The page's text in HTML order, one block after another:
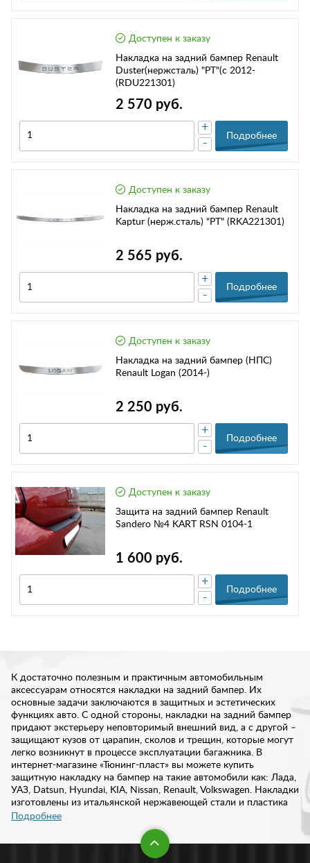
Доступен к заказу
Накладка на задний бампер Renault
Duster(нержсталь) "PT"(с 2012-
(RDU221301)
2 570 руб.
-
+
Подробнее
Доступен к заказу
Накладка на задний бампер Renault
Kaptur (нерж.сталь) "PT" (RKA221301)
2 565 руб.
-
+
Подробнее
Доступен к заказу
Накладка на задний бампер (НПС)
Renault Logan (2014-)
2 250 руб.
-
+
Подробнее
Доступен к заказу
Защита на задний бампер Renault
Sandero №4 KART RSN 0104-1
1 600 руб.
-
+
Подробнее
К достаточно полезным и практичным автомобильным
аксессуарам относятся накладки на задний бампер. Их
основные задачи заключаются в защитных и эстетических
функциях авто. С одной стороны, накладки на задний бампер
придают экстерьеру неповторимый внешний вид, а с другой –
защищают кузов от царапин, сколов и трещин, которые могут
легко возникнут в процессе эксплуатации багажника. В
интернет-магазине «Тюнинг-пласт» вы можете купить
защитную накладку на бампер на такие автомобили как: Лада,
УАЗ, Datsun, Hyundai, KIA, Nissan, Renault, Volkswagen. Накладки
изготовлены из итальянской нержавеющей стали и пластика
АБС.
Причины установки накладки на задний бампер
Подробнее